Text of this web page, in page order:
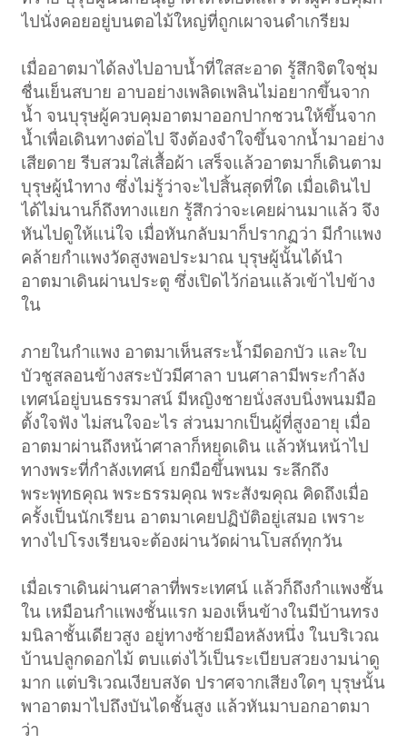
ไปนั่งคอยอยู่บนตอไม้ใหญ่ที่ถูกเผาจนดำเกรียม
เมื่ออาตมาได้ลงไปอาบน้ำที่ใสสะอาด รู้สึกจิตใจชุ่ม
ชื่นเย็นสบาย อาบอย่างเพลิดเพลินไม่อยากขึ้นจาก
น้ำ จนบุรุษผู้ควบคุมอาตมาออกปากชวนให้ขึ้นจาก
น้ำเพื่อเดินทางต่อไป จึงต้องจำใจขึ้นจากน้ำมาอย่าง
เสียดาย รีบสวมใส่เสื้อผ้า เสร็จแล้วอาตมาก็เดินตาม
บุรุษผู้นำทาง ซึ่งไม่รู้ว่าจะไปสิ้นสุดที่ใด เมื่อเดินไป
ได้ไม่นานก็ถึงทางแยก รู้สึกว่าจะเคยผ่านมาแล้ว จึง
หันไปดูให้แน่ใจ เมื่อหันกลับมาก็ปรากฏว่า มีกำแพง
คล้ายกำแพงวัดสูงพอประมาณ บุรุษผู้นั้นได้นำ
อาตมาเดินผ่านประตู ซึ่งเปิดไว้ก่อนแล้วเข้าไปข้าง
ใน
ภายในกำแพง อาตมาเห็นสระน้ำมีดอกบัว และใบ
บัวชูสลอนข้างสระบัวมีศาลา บนศาลามีพระกำลัง
เทศน์อยู่บนธรรมาสน์ มีหญิงชายนั่งสงบนิ่งพนมมือ
ตั้งใจฟัง ไม่สนใจอะไร ส่วนมากเป็นผู้ที่สูงอายุ เมื่อ
อาตมาผ่านถึงหน้าศาลาก็หยุดเดิน แล้วหันหน้าไป
ทางพระที่กำลังเทศน์ ยกมือขึ้นพนม ระลึกถึง
พระพุทธคุณ พระธรรมคุณ พระสังฆคุณ คิดถึงเมื่อ
ครั้งเป็นนักเรียน อาตมาเคยปฏิบัติอยู่เสมอ เพราะ
ทางไปโรงเรียนจะต้องผ่านวัดผ่านโบสถ์ทุกวัน
เมื่อเราเดินผ่านศาลาที่พระเทศน์ แล้วก็ถึงกำแพงชั้น
ใน เหมือนกำแพงชั้นแรก มองเห็นข้างในมีบ้านทรง
มนิลาชั้นเดียวสูง อยู่ทางซ้ายมือหลังหนึ่ง ในบริเวณ
บ้านปลูกดอกไม้ ตบแต่งไว้เป็นระเบียบสวยงามน่าดู
มาก แต่บริเวณเงียบสงัด ปราศจากเสียงใดๆ บุรุษนั้น
พาอาตมาไปถึงบันไดชั้นสูง แล้วหันมาบอกอาตมา
ว่า